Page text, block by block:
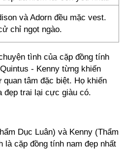
và Adorn đều mặc vest.
chỉ ngọt ngào.
tình của cặp đồng tính
- Kenny từng khiến
quan tâm đặc biệt. Họ khiến
trai lại cực giàu có.
Dục Luân) và Kenny (Thẩm
là cặp đồng tính nam đẹp nhất